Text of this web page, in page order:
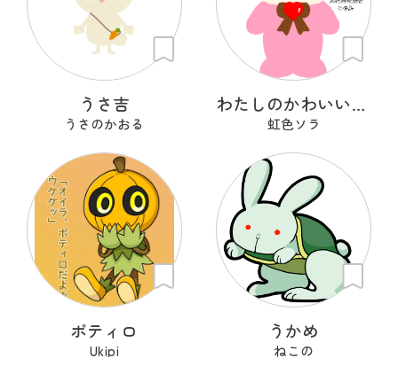
うさ吉
うさのかおる
わたしのかわいいせかい
虹色ソラ
ポティロ
Ukipi
うかめ
ねこの